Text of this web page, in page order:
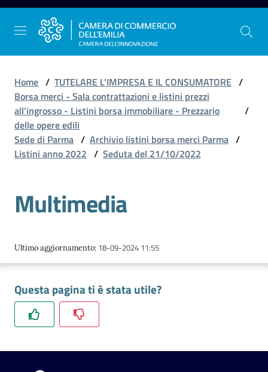
Vai al contenuto
Vai alla navigazione
Vai al footer
La
Camera
dell'Emilia
Gestire
l'impresa
Promuovere
e
il
territorio
Home / TUTELARE L'IMPRESA E IL CONSUMATORE /
Borsa merci - Sala contrattazioni e listini prezzi
all'ingrosso - Listini borsa immobiliare - Prezzario
delle opere edili
/
Sede di Parma / Archivio listini borsa merci Parma /
Listini anno 2022 / Seduta del 21/10/2022
Multimedia
Ultimo aggiornamento: 18-09-2024 11:55
Questa pagina ti è stata utile?